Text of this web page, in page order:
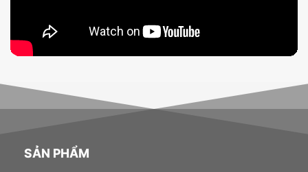
SẢN PHẨM